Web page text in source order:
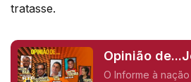
tratasse.
Opinião
O Informe à